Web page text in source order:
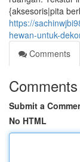
{aksesoris|pita
https://
hewan-untuk-
Comments
Comments
Submit a
No HTML